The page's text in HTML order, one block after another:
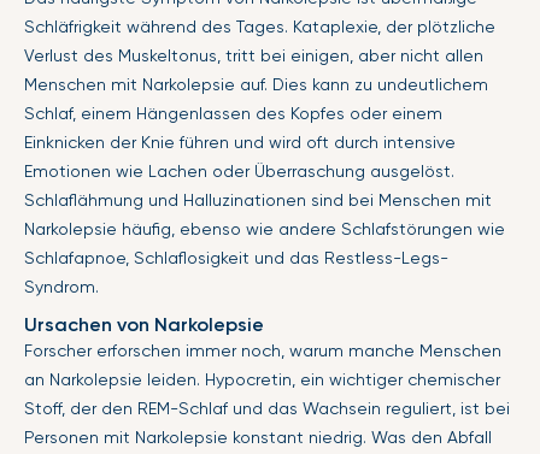
Schläfrigkeit während des Tages. Kataplexie, der plötzliche
Verlust des Muskeltonus, tritt bei einigen, aber nicht allen
Menschen mit Narkolepsie auf. Dies kann zu undeutlichem
Schlaf, einem Hängenlassen des Kopfes oder einem
Einknicken der Knie führen und wird oft durch intensive
Emotionen wie Lachen oder Überraschung ausgelöst.
Schlaflähmung und Halluzinationen sind bei Menschen mit
Narkolepsie häufig, ebenso wie andere Schlafstörungen wie
Schlafapnoe, Schlaflosigkeit und das Restless-Legs-
Syndrom.
Ursachen von Narkolepsie
Forscher erforschen immer noch, warum manche Menschen
an Narkolepsie leiden. Hypocretin, ein wichtiger chemischer
Stoff, der den REM-Schlaf und das Wachsein reguliert, ist bei
Personen mit Narkolepsie konstant niedrig. Was den Abfall